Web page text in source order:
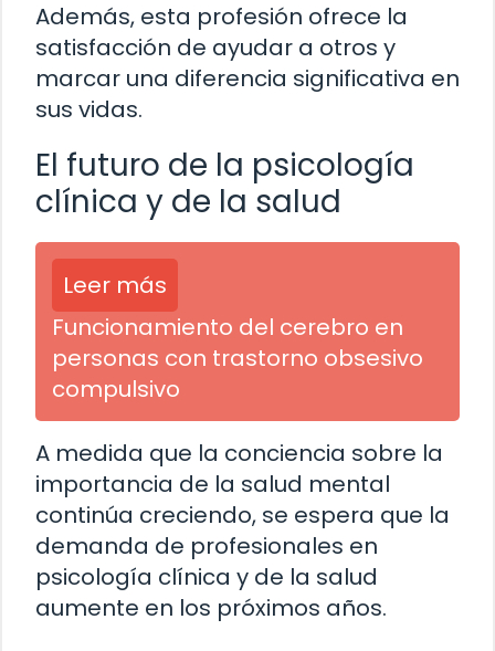
Además, esta profesión ofrece la
satisfacción de ayudar a otros y
marcar una diferencia significativa en
sus vidas.
El futuro de la psicología
clínica y de la salud
Leer más
Funcionamiento del cerebro en
personas con trastorno obsesivo
compulsivo
A medida que la conciencia sobre la
importancia de la salud mental
continúa creciendo, se espera que la
demanda de profesionales en
psicología clínica y de la salud
aumente en los próximos años.